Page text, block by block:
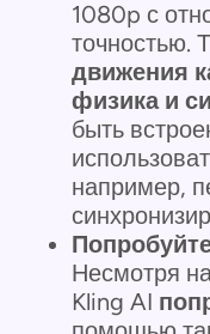
1080p с
точностью.
движения
физика и
быть
например,
Несмотря
Kling AI